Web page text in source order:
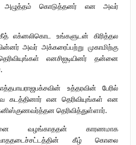
அழுத்தம் கொடுத்தனர் என
அவர்
எக்னலிகொட உங்களுடன் கிரித்தல
அவர் அக்கரைப்பற்று முகாமிற்கு
எனசிஐடியினர்
தன்னை
.
உத்தரவின்
பேரில்
கடத்தினார் என தெரிவியுங்கள் என
குணவர்த்தனதெரிவித்துள்ளார்.
வழங்காததன்
காரணமாக
தடைச்சட்டத்தின் கீழ்
கொலை